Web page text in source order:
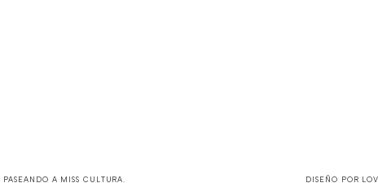
PASEANDO A MISS CULTURA DISEÑO POR